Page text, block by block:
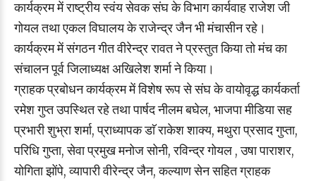
कार्यक्रम में राष्ट्रीय स्वंय सेवक संघ के विभाग कार्यवाह राजेश जी
गोयल तथा एकल विघालय के राजेन्द्र जैन भी मंचासीन रहे।
कार्यक्रम में संगठन गीत वीरेन्द्र रावत ने प्रस्तुत किया तो मंच का
संचालन पूर्व जिलाध्यक्ष अखिलेश शर्मा ने किया।
ग्राहक प्रबोधन कार्यक्रम में विशेष रूप से संघ के वायोवृद्ध कार्यकर्ता
रमेश गुप्त उपस्थित रहे तथा पार्षद नीलम बघेल, भाजपा मीडिया सह
प्रभारी शुभ्रा शर्मा, प्राध्यापक डाॅ राकेश शाक्य, मथुरा प्रसाद गुप्ता,
परिधि गुप्ता, सेवा प्रमुख मनोज सोनी, रविन्द्र गोयल , उषा पाराशर,
योगिता झोंपे, व्यापारी वीरेन्द्र जैन, कल्याण सेन सहित ग्राहक